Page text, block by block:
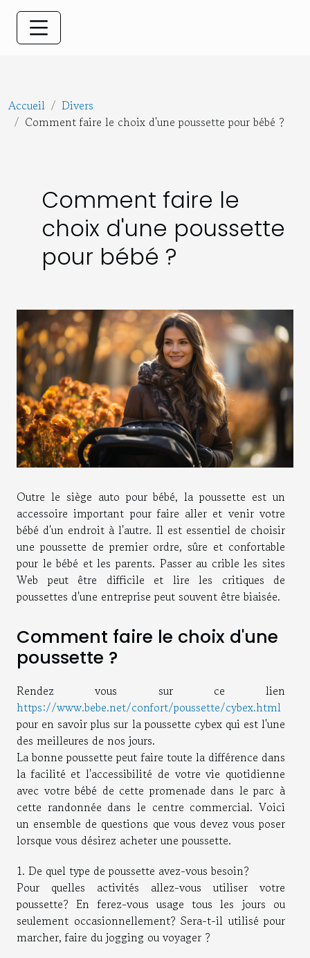
Accueil
Divers
Comment faire le choix d'une poussette pour bébé ?
Comment faire le
choix d'une poussette
pour bébé ?
Outre le siège auto pour bébé, la poussette est un
accessoire important pour faire aller et venir votre
bébé d'un endroit à l'autre. Il est essentiel de choisir
une poussette de premier ordre, sûre et confortable
pour le bébé et les parents. Passer au crible les sites
Web peut être difficile et lire les critiques de
poussettes d'une entreprise peut souvent être biaisée.
Comment faire le choix d'une
poussette ?
Rendez vous sur ce lien
https://www.bebe.net/confort/poussette/cybex.html
pour en savoir plus sur la poussette cybex qui est l'une
des meilleures de nos jours.
La bonne poussette peut faire toute la différence dans
la facilité et l'accessibilité de votre vie quotidienne
avec votre bébé de cette promenade dans le parc à
cette randonnée dans le centre commercial. Voici
un ensemble de questions que vous devez vous poser
lorsque vous désirez acheter une poussette.
1. De quel type de poussette avez-vous besoin?
Pour quelles activités allez-vous utiliser votre
poussette? En ferez-vous usage tous les jours ou
seulement occasionnellement? Sera-t-il utilisé pour
marcher, faire du jogging ou voyager ?